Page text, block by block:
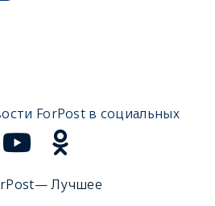
ForPost в социальных
Лучшее